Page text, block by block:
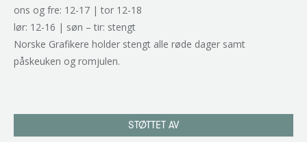
ons og fre: 12-17 | tor 12-18
lør: 12-16 | søn – tir: stengt
Norske Grafikere holder stengt alle røde dager samt
påskeuken og romjulen.
STØTTET AV